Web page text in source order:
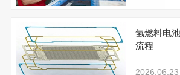
氢燃料电
流程
2026.06.23